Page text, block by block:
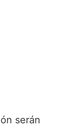
serán